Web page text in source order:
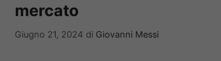
mercato
Giugno 21, 2024 di Giovanni Messi